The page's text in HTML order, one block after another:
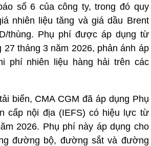
số 6 của công ty, trong đó quy
nhiên liệu tăng và giá dầu Brent
thùng. Phụ phí được áp dụng từ
27 tháng 3 năm 2026, phản ánh áp
phí nhiên liệu hàng hải trên các
biển, CMA CGM đã áp dụng Phụ
cấp nội địa (IEFS) có hiệu lực từ
2026. Phụ phí này áp dụng cho
đường bộ, đường sắt và đường